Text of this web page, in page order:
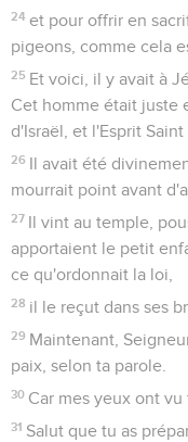
24 et pour offrir en
pigeons, comme cela
25 Et voici, il y avait à
Cet homme était juste
d'Israël, et l'Esprit Saint
26 Il avait été
mourrait point avant
27 Il vint au temple,
apportaient le petit
ce qu'ordonnait la loi,
28 il le reçut dans ses
29 Maintenant,
paix, selon ta parole.
30 Car mes yeux ont vu
31 Salut que tu as